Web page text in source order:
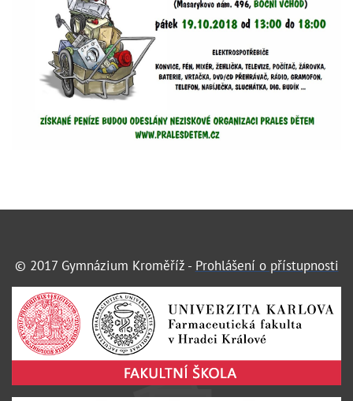
© 2017 Gymnázium Kroměříž - Prohlášení o přístupnosti